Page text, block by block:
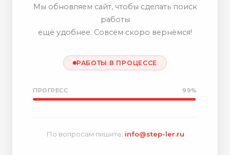
Мы обновляем сайт, чтобы сделать поиск
работы
ещё удобнее. Совсем скоро вернёмся!
РАБОТЫ В ПРОЦЕССЕ
ПРОГРЕСС 99%
По вопросам пишите: info@step-ler.ru